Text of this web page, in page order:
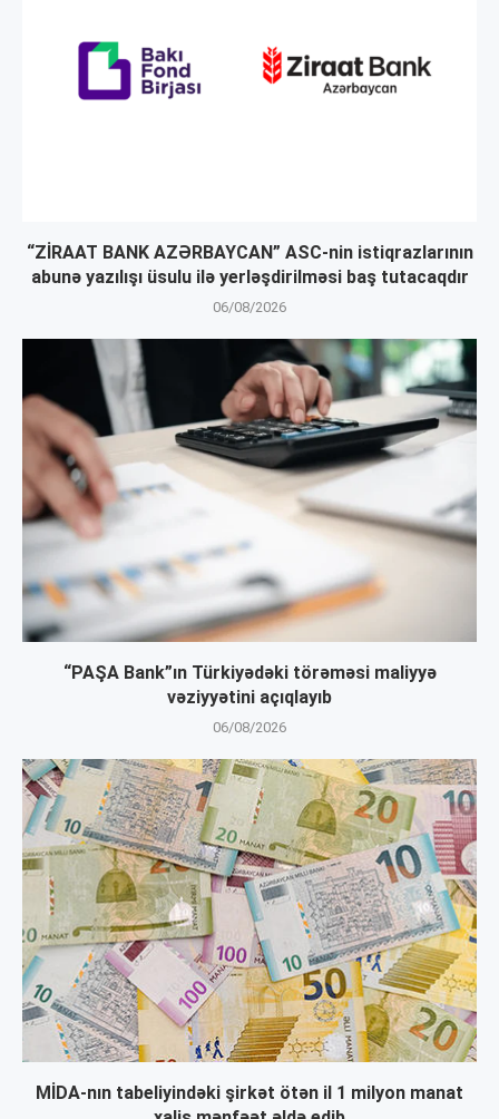
“ZİRAAT BANK AZƏRBAYCAN” ASC-nin istiqrazlarının
abunə yazılışı üsulu ilə yerləşdirilməsi baş tutacaqdır
06/08/2026
“PAŞA Bank”ın Türkiyədəki törəməsi maliyyə
vəziyyətini açıqlayıb
06/08/2026
MİDA-nın tabeliyindəki şirkət ötən il 1 milyon manat